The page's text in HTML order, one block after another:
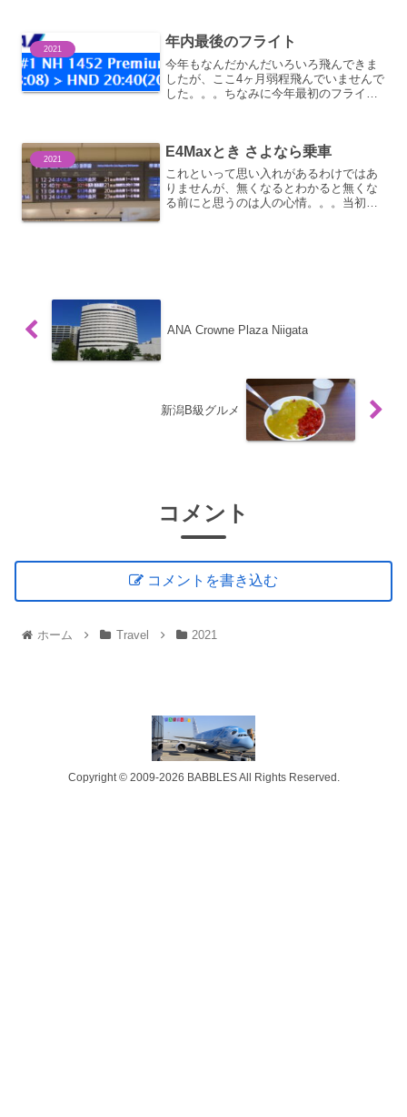
の中間の位置といった具合...
2021 年内最後のフライト
今年もなんだかんだいろいろ飛んできま
したが、ここ4ヶ月弱程飛んでいませんで
した。。。ちなみに今年最初のフライト
ですが。。。下地島に。...
2021 E4Maxとき さよなら乗車
これといって思い入れがあるわけではあ
りませんが、無くなるとわかると無くな
る前にと思うのは人の心情。。。当初、
ANA Crowne Plaza Niigata
新潟B級グルメ
コメント
コメントを書き込む
ホーム Travel 2021
Copyright © 2009-2026 BABBLES All Rights Reserved.